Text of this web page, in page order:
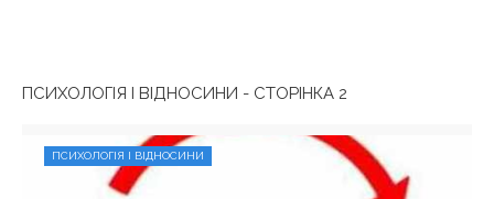
ПСИХОЛОГІЯ І ВІДНОСИНИ - СТОРІНКА 2
ПСИХОЛОГІЯ І ВІДНОСИНИ